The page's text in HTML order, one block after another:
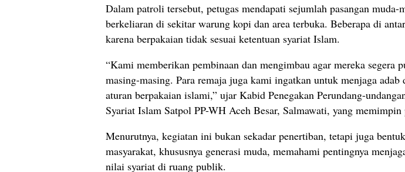
Dalam patroli tersebut, petugas mendapati sejumlah pasangan muda-
berkeliaran di sekitar warung kopi dan area terbuka. Beberapa di
karena berpakaian tidak sesuai ketentuan syariat Islam.
“Kami memberikan pembinaan dan mengimbau agar mereka segera
masing-masing. Para remaja juga kami ingatkan untuk menjaga adab
aturan berpakaian islami,” ujar Kabid Penegakan Perundang-
Syariat Islam Satpol PP-WH Aceh Besar, Salmawati, yang
Menurutnya, kegiatan ini bukan sekadar penertiban, tetapi juga
masyarakat, khususnya generasi muda, memahami pentingnya
nilai syariat di ruang publik.